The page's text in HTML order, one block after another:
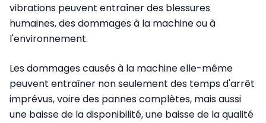
vibrations peuvent entraîner des blessures
humaines, des dommages à la machine ou à
l'environnement.
Les dommages causés à la machine elle-même
peuvent entraîner non seulement des temps d'arrêt
imprévus, voire des pannes complètes, mais aussi
une baisse de la disponibilité, une baisse de la qualité